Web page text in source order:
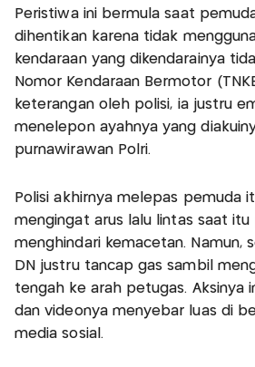
Peristiwa ini bermula saat
dihentikan karena tidak
kendaraan yang dikendarainya
Nomor Kendaraan Bermotor
keterangan oleh polisi, ia justru
menelepon ayahnya yang
purnawirawan Polri.
Polisi akhirnya melepas pemuda
mengingat arus lalu lintas saat
menghindari kemacetan. Namun,
DN justru tancap gas sambil
tengah ke arah petugas. Aksinya
dan videonya menyebar luas di
media sosial.